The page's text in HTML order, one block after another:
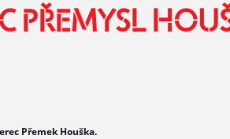
PŘEMYSL
Přemek Houška.